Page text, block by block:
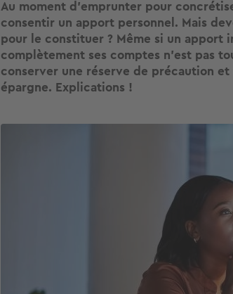
Au moment d’emprunter pour
consentir un apport personnel. Mais
pour le constituer ? Même si un apport
complètement ses comptes n’est pas
conserver une réserve de précaution
épargne. Explications !
Image